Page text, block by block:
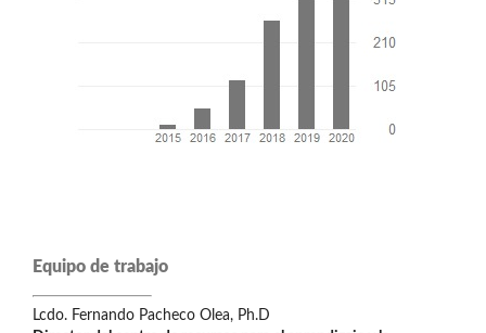
Equipo de trabajo
Lcdo. Fernando Pacheco Olea, Ph.D